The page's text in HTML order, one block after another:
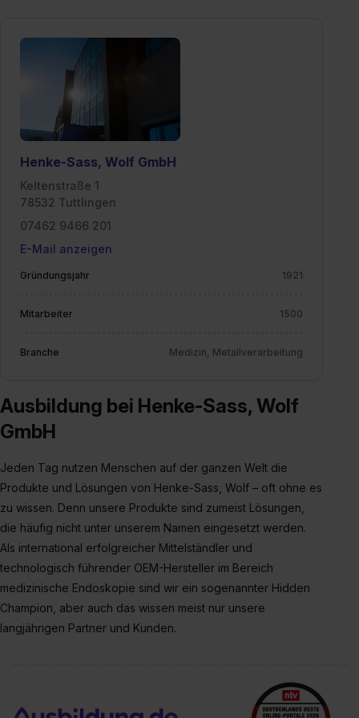
Datenschutzerklärung unter dem Punkt „Datenschutz-
Einstellungen“ widerrufen. Weitere Informationen zu den
einzelnen Cookies findest du durch Klick auf „Details
zeigen“. Weitere Informationen:
Impressum.
Henke-Sass, Wolf GmbH
Keltenstraße 1
78532 Tuttlingen
07462 9466 201
E-Mail anzeigen
Gründungsjahr 1921
Mitarbeiter 1500
Branche Medizin, Metallverarbeitung
Ausbildung bei Henke-Sass, Wolf
GmbH
Jeden Tag nutzen Menschen auf der ganzen Welt die
Produkte und Lösungen von Henke-Sass, Wolf – oft ohne es
zu wissen. Denn unsere Produkte sind zumeist Lösungen,
die häufig nicht unter unserem Namen eingesetzt werden.
Als international erfolgreicher Mittelständler und
technologisch führender OEM-Hersteller im Bereich
medizinische Endoskopie sind wir ein sogenannter Hidden
Champion, aber auch das wissen meist nur unsere
langjährigen Partner und Kunden.